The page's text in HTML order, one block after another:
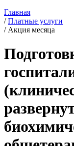
Главная
/Платные услуги
/ Акция месяца